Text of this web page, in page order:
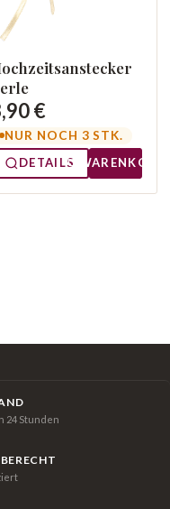
€
NUR NOCH 3 STK.
DETAILS
WARENKORB
24 Stunden